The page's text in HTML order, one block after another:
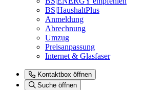
BS|HaushaltPlus
Anmeldung
Abrechnung
Umzug
Preisanpassung
Internet & Glasfaser
Kontaktbox öffnen
Suche öffnen